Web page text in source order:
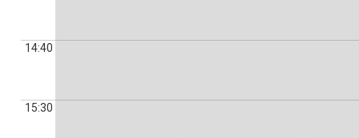
14:40
15:30